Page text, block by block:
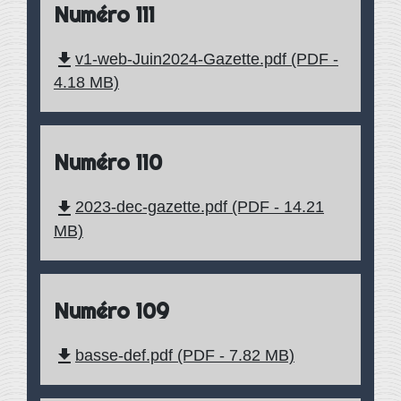
Numéro 111
file_download v1-web-Juin2024-Gazette.pdf (PDF -
4.18 MB)
Numéro 110
file_download 2023-dec-gazette.pdf (PDF - 14.21
MB)
Numéro 109
file_download basse-def.pdf (PDF - 7.82 MB)